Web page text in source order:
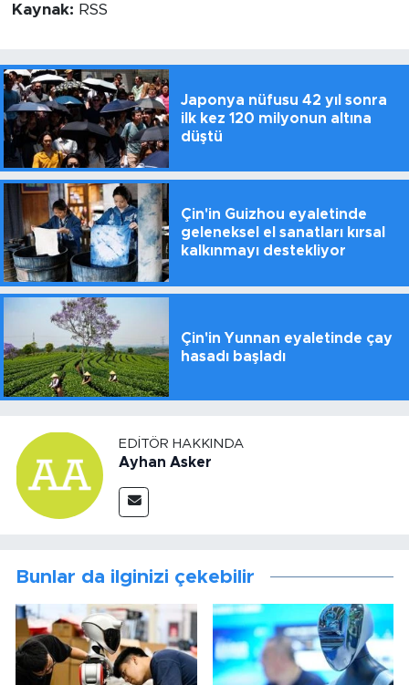
Kaynak: RSS
Japonya nüfusu 42 yıl sonra
ilk kez 120 milyonun altına
düştü
Çin'in Guizhou eyaletinde
geleneksel el sanatları kırsal
kalkınmayı destekliyor
Çin'in Yunnan eyaletinde çay
hasadı başladı
EDITÖR HAKKINDA
Ayhan Asker
Bunlar da ilginizi çekebilir